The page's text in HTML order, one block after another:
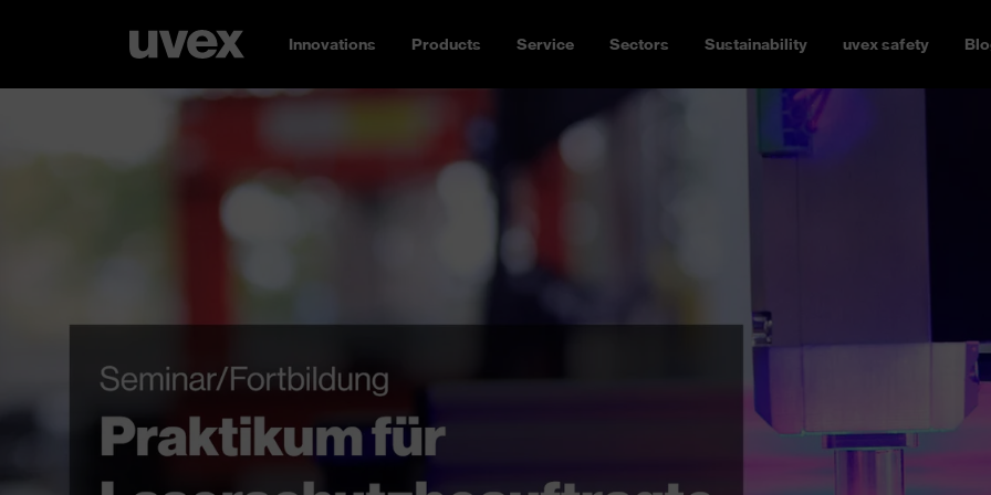
Innovations Products Service Sectors Sustainability uvex safety